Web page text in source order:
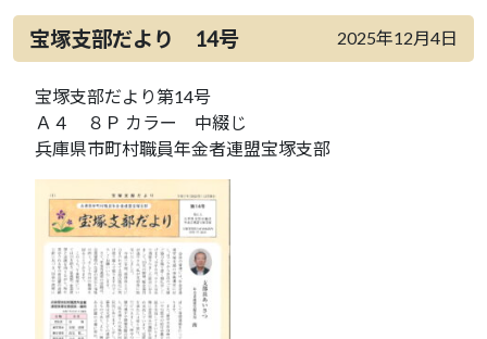
宝塚支部だより 14号 2025年12月4日
宝塚支部だより第14号
Ａ４ ８Ｐ カラー 中綴じ
兵庫県市町村職員年金者連盟宝塚支部